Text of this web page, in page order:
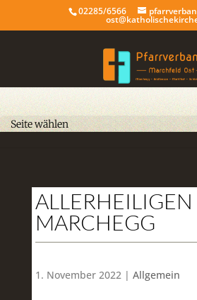
02285/6566
Seite wählen
MARCHEGG
1. November 2022 | Allgemein